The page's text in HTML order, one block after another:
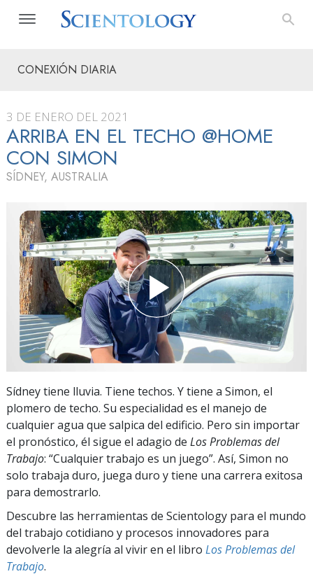
CONEXIÓN DIARIA
3 DE ENERO DEL 2021
ARRIBA EN EL TECHO @HOME
CON SIMON
SÍDNEY, AUSTRALIA
Sídney tiene lluvia. Tiene techos. Y tiene a Simon, el
plomero de techo. Su especialidad es el manejo de
cualquier agua que salpica del edificio. Pero sin importar
el pronóstico, él sigue el adagio de Los Problemas del
Trabajo: “Cualquier trabajo es un juego”. Así, Simon no
solo trabaja duro, juega duro y tiene una carrera exitosa
para demostrarlo.
Descubre las herramientas de Scientology para el mundo
del trabajo cotidiano y procesos innovadores para
devolverle la alegría al vivir en el libro Los Problemas del
Trabajo.